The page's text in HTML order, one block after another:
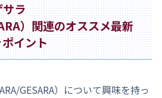
ラ
）関連のオススメ最新
イント
GESARA）について興味を持っ